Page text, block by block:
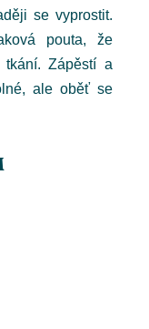
se vyprostit.
pouta, že
tkání. Zápěstí a
ale oběť se